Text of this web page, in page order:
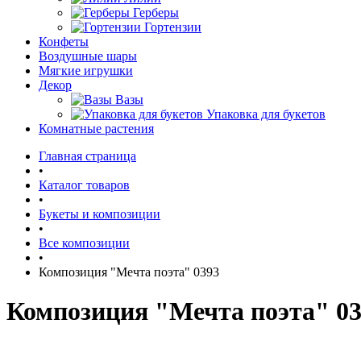
Герберы
Гортензии
Конфеты
Воздушные шары
Мягкие игрушки
Декор
Вазы
Упаковка для букетов
Комнатные растения
Главная страница
•
Каталог товаров
•
Букеты и композиции
•
Все композиции
•
Композиция "Мечта поэта" 0393
Композиция "Мечта поэта"